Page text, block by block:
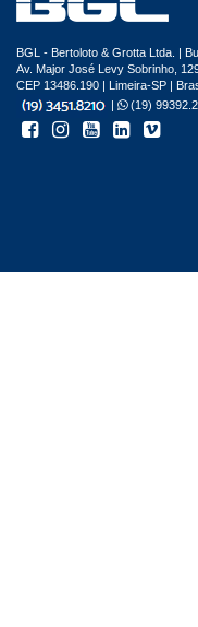
BGL - Bertoloto & Grotta Ltda. |
Av. Major José Levy Sobrinho,
CEP 13486.190 | Limeira-SP |
|
(19)